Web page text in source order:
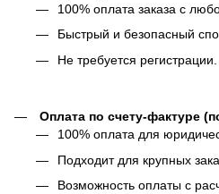
100% оплата заказа с
Быстрый и безопасный
Не требуется регистрации.
Оплата по счету-фактуре
100% оплата для
Подходит для крупных
Возможность оплаты с